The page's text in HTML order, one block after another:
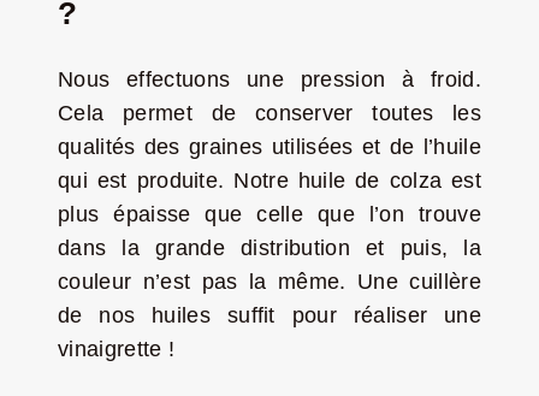
?
Nous effectuons une pression à froid.
Cela permet de conserver toutes les
qualités des graines utilisées et de l’huile
qui est produite. Notre huile de colza est
plus épaisse que celle que l’on trouve
dans la grande distribution et puis, la
couleur n’est pas la même. Une cuillère
de nos huiles suffit pour réaliser une
vinaigrette !